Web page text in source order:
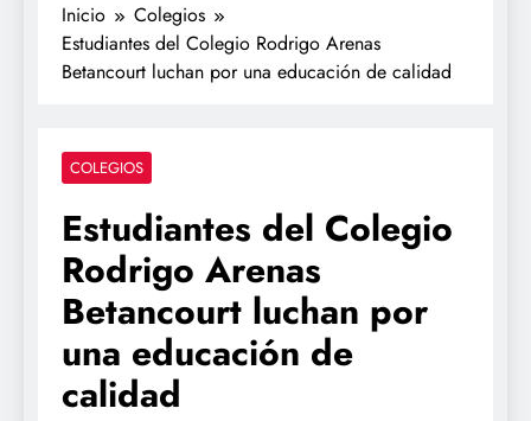
Inicio
Colegios
Estudiantes del Colegio Rodrigo Arenas
Betancourt luchan por una educación de calidad
COLEGIOS
Estudiantes del Colegio
Rodrigo Arenas
Betancourt luchan por
una educación de
calidad